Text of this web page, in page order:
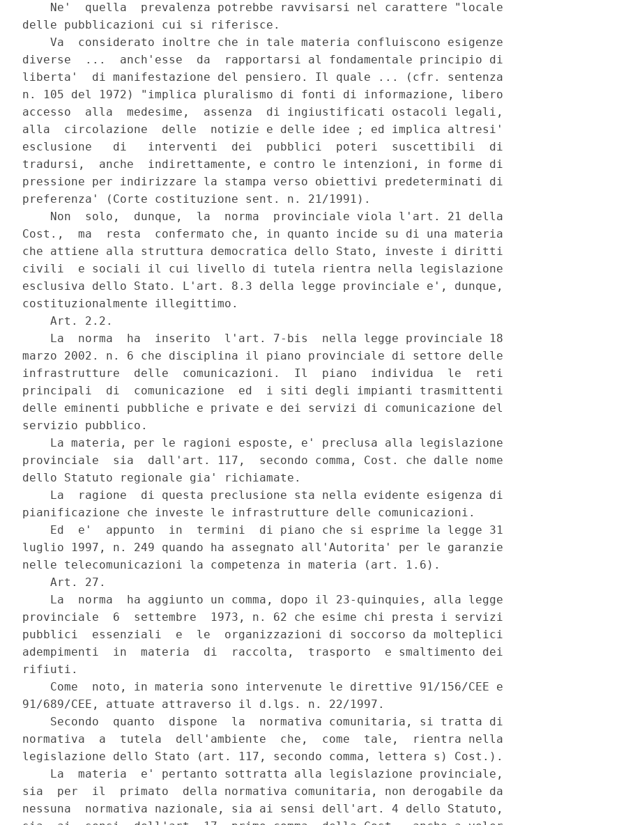
    Ne'  quella  prevalenza potrebbe ravvisarsi nel carattere "locale
delle pubblicazioni cui si riferisce.
    Va  considerato inoltre che in tale materia confluiscono esigenze
diverse  ...  anch'esse  da  rapportarsi al fondamentale principio di
liberta'  di manifestazione del pensiero. Il quale ... (cfr. sentenza
n. 105 del 1972) "implica pluralismo di fonti di informazione, libero
accesso  alla  medesime,  assenza  di ingiustificati ostacoli legali,
alla  circolazione  delle  notizie e delle idee ; ed implica altresi'
esclusione   di   interventi  dei  pubblici  poteri  suscettibili  di
tradursi,  anche  indirettamente, e contro le intenzioni, in forme di
pressione per indirizzare la stampa verso obiettivi predeterminati di
preferenza' (Corte costituzione sent. n. 21/1991).
    Non  solo,  dunque,  la  norma  provinciale viola l'art. 21 della
Cost.,  ma  resta  confermato che, in quanto incide su di una materia
che attiene alla struttura democratica dello Stato, investe i diritti
civili  e sociali il cui livello di tutela rientra nella legislazione
esclusiva dello Stato. L'art. 8.3 della legge provinciale e', dunque,
costituzionalmente illegittimo.
    Art. 2.2.
    La  norma  ha  inserito  l'art. 7-bis  nella legge provinciale 18
marzo 2002. n. 6 che disciplina il piano provinciale di settore delle
infrastrutture  delle  comunicazioni.  Il  piano  individua  le  reti
principali  di  comunicazione  ed  i siti degli impianti trasmittenti
delle eminenti pubbliche e private e dei servizi di comunicazione del
servizio pubblico.
    La materia, per le ragioni esposte, e' preclusa alla legislazione
provinciale  sia  dall'art. 117,  secondo comma, Cost. che dalle nome
dello Statuto regionale gia' richiamate.
    La  ragione  di questa preclusione sta nella evidente esigenza di
pianificazione che investe le infrastrutture delle comunicazioni.
    Ed  e'  appunto  in  termini  di piano che si esprime la legge 31
luglio 1997, n. 249 quando ha assegnato all'Autorita' per le garanzie
nelle telecomunicazioni la competenza in materia (art. 1.6).
    Art. 27.
    La  norma  ha aggiunto un comma, dopo il 23-quinquies, alla legge
provinciale  6  settembre  1973, n. 62 che esime chi presta i servizi
pubblici  essenziali  e  le  organizzazioni di soccorso da molteplici
adempimenti  in  materia  di  raccolta,  trasporto  e smaltimento dei
rifiuti.
    Come  noto, in materia sono intervenute le direttive 91/156/CEE e
91/689/CEE, attuate attraverso il d.lgs. n. 22/1997.
    Secondo  quanto  dispone  la  normativa comunitaria, si tratta di
normativa  a  tutela  dell'ambiente  che,  come  tale,  rientra nella
legislazione dello Stato (art. 117, secondo comma, lettera s) Cost.).
    La  materia  e' pertanto sottratta alla legislazione provinciale,
sia  per  il  primato  della normativa comunitaria, non derogabile da
nessuna  normativa nazionale, sia ai sensi dell'art. 4 dello Statuto,